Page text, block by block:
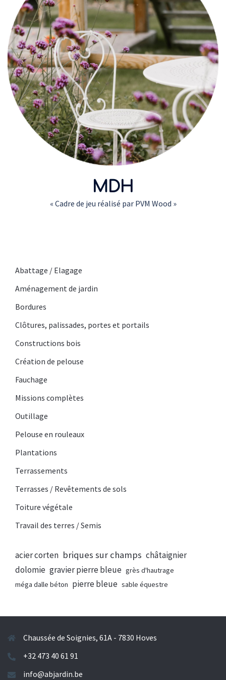
MDH
« Cadre de jeu réalisé par PVM Wood »
Abattage / Elagage
Aménagement de jardin
Bordures
Clôtures, palissades, portes et portails
Constructions bois
Création de pelouse
Fauchage
Missions complètes
Outillage
Pelouse en rouleaux
Plantations
Terrassements
Terrasses / Revêtements de sols
Toiture végétale
Travail des terres / Semis
acier corten briques sur champs châtaignier
dolomie gravier pierre bleue grès d'hautrage
méga dalle béton pierre bleue sable équestre
Chaussée de Soignies, 61A - 7830 Hoves
+32 473 40 61 91
info@abjardin.be